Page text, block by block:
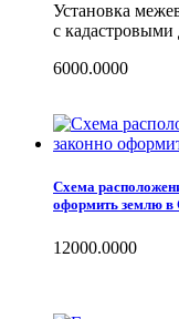
Установка
с
6000.0000
Схема
оформить землю в
12000.0000